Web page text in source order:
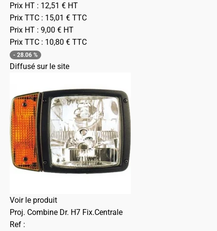
Prix HT : 12,51 € HT
Prix TTC : 15,01 € TTC
Prix HT : 9,00 € HT
Prix TTC : 10,80 € TTC
- 28.06 %
Diffusé sur le site
Voir le produit
Proj. Combine Dr. H7 Fix.Centrale
Ref :